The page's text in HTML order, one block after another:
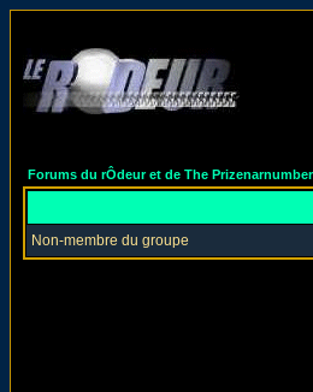
Forums du rÔdeur et de The
Non-membre du groupe